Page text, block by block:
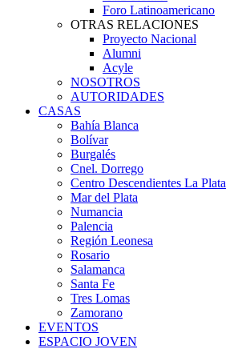
Foro Latinoamericano
OTRAS RELACIONES
Proyecto Nacional
Alumni
Acyle
NOSOTROS
AUTORIDADES
CASAS
Bahía Blanca
Bolívar
Burgalés
Cnel. Dorrego
Centro Descendientes La Plata
Mar del Plata
Numancia
Palencia
Región Leonesa
Rosario
Salamanca
Santa Fe
Tres Lomas
Zamorano
EVENTOS
ESPACIO JOVEN